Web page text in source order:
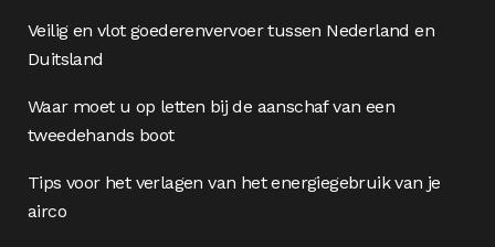
Veilig en vlot goederenvervoer tussen Nederland en
Duitsland
Waar moet u op letten bij de aanschaf van een
tweedehands boot
Tips voor het verlagen van het energiegebruik van je
airco